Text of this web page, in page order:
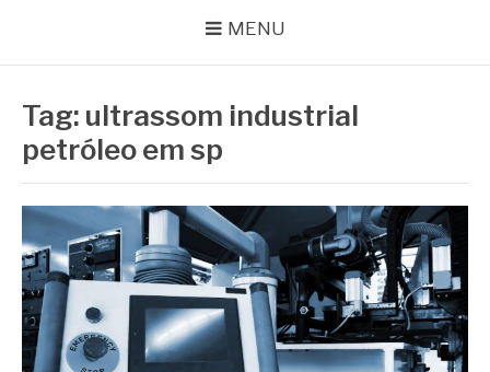
MENU
Tag: ultrassom industrial
petróleo em sp